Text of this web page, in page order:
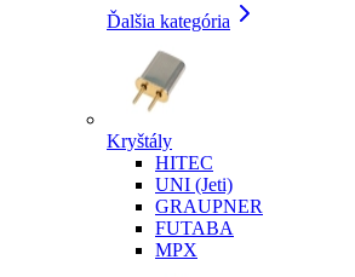
Ďalšia kategória
Kryštály
HITEC
UNI (Jeti)
GRAUPNER
FUTABA
MPX